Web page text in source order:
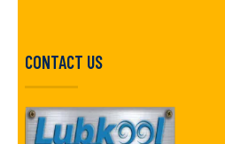
CONTACT US